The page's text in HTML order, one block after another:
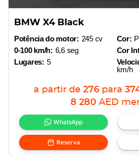
BMW X4 Black
Potência do motor: 245 cv
0-100 km/h: 6,6 seg
Lugares: 5
Cor:
Cor
km/h
a partir de 276 para
8 280 AED
WhatsApp
Reserva